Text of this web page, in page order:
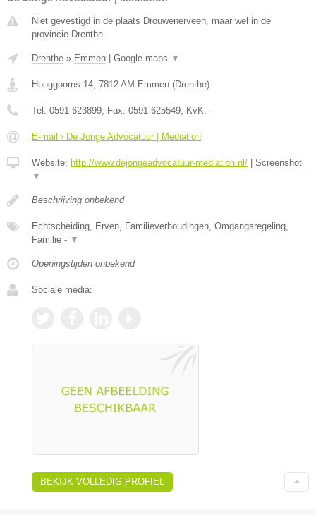
Niet gevestigd in de plaats Drouwenerveen, maar wel in de
provincie Drenthe.
Drenthe » Emmen Google maps ▼
Hooggoorns 14 7812 AM Emmen (Drenthe)
Tel: 0591-623899 , Fax: 0591-625549 , KvK: -
E-mail › De Jonge Advocatuur | Mediation
Website: http://www.dejongeadvocatuur-mediation.nl/
Screenshot
▼
Beschrijving onbekend
Echtscheiding, Erven, Familieverhoudingen, Omgangsregeling,
Familie - ▼
Openingstijden onbekend
Sociale media:
BEKIJK VOLLEDIG PROFIEL